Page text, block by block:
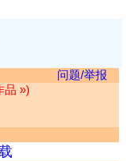
问题/举报
品 »)